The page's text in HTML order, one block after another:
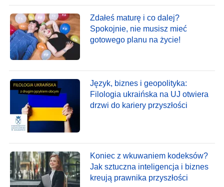
Zdałeś maturę i co dalej?
Spokojnie, nie musisz mieć
gotowego planu na życie!
Język, biznes i geopolityka:
Filologia ukraińska na UJ otwiera
drzwi do kariery przyszłości
Koniec z wkuwaniem kodeksów?
Jak sztuczna inteligencja i biznes
kreują prawnika przyszłości